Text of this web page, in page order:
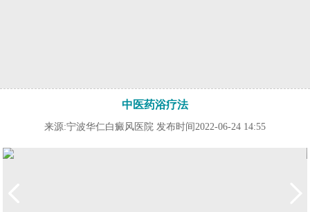
中医药浴疗法
来源:宁波华仁白癜风医院 发布时间2022-06-24 14:55